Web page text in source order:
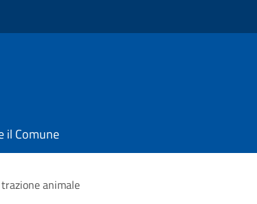
il Comune
animale